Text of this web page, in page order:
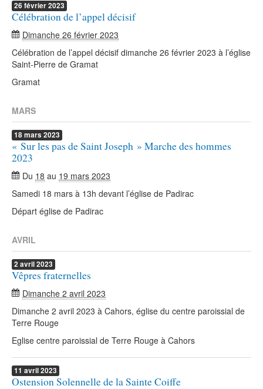
Je donne
Annuaire/Contact
26 février2023
Célébration de l’appel décisif
Dimanche 26 février 2023
Célébration de l’appel décisif dimanche 26 février 2023 à l’église
Saint-Pierre de Gramat
Gramat
MARS
18mars 2023
« Sur les pas de Saint Joseph » Marche des hommes
2023
Du 18 au 19 mars 2023
Samedi 18 mars à 13h devant l’église de Padirac
Départ église de Padirac
AVRIL
2 avril2023
Vêpres fraternelles
Dimanche 2 avril 2023
Dimanche 2 avril 2023 à Cahors, église du centre paroissial de
Terre Rouge
Eglise centre paroissial de Terre Rouge à Cahors
11 avril2023
Ostension Solennelle de la Sainte Coiffe